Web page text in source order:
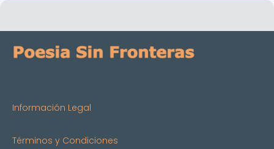
Información Legal
Términos y Condiciones